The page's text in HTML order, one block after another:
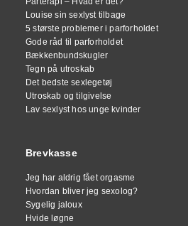
Louise sin sexlyst tilbage
5 største problemer i parforholdet
Gode råd til parforholdet
Bækkenbundskugler
Tegn på utroskab
Det bedste sexlegetøj
Utroskab og tilgivelse
Lav sexlyst hos unge kvinder
Brevkasse
Jeg har aldrig fået orgasme
Hvordan bliver jeg sexolog?
Sygelig jaloux
Hvide løgne